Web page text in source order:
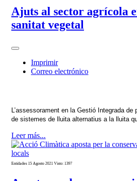
Ajuts al sector agrícola
sanitat vegetal
Imprimir
Correo electrónico
L’assessorament en la Gestió Integrada
de sistemes de lluita alternatius a la lluita
Leer más...
Entidades 15 Agosto 2021 Visto: 1397